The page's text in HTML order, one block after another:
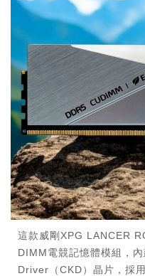
這款威剛XPG LANCER
DIMM電競記憶體模組，
Driver（CKD）晶片，採